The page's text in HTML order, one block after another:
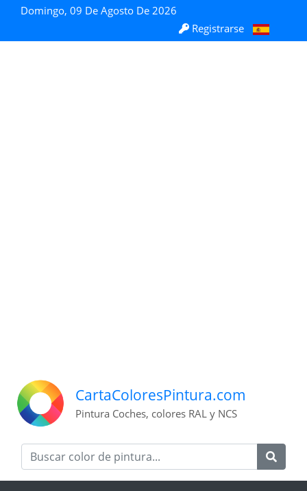
Domingo, 09 De Agosto De 2026
Registrarse
CartaColoresPintura.com
Pintura Coches, colores RAL y NCS